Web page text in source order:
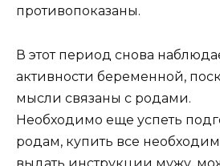
противопоказаны.
В этот период снова
активности беременной,
мысли связаны с родами.
Необходимо еще успеть
родам, купить все
выдать инструкции мужу,